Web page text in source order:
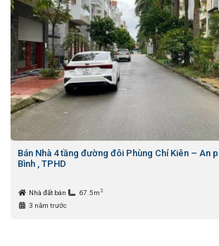
Bán Nhà 4 tầng đường đôi Phùng Chí Kiên – An
Bình , TPHD
Nhà đất bán 67.5m 2
3 năm trước